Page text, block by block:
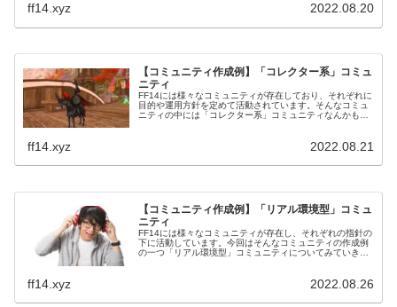
ff14.xyz 2022.08.20
【コミュニティ作成例】「コレクター系」コミュ
ニティ
FF14には様々なコミュニティが存在しており、それぞれに
目的や運用方針を定めて活動されています。そんなコミュ
ニティの中には「コレクター系」コミュニティなんかも存
ff14.xyz 2022.08.21
【コミュニティ作成例】「リアル環境型」コミュ
ニティ
FF14には様々なコミュニティが存在し、それぞれの指針の
下に活動しています。今回はそんなコミュニティの作成例
の一つ「リアル環境型」コミュニティについてみていきた
ff14.xyz 2022.08.26